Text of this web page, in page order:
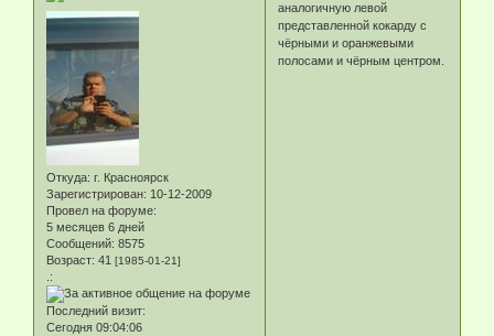
Откуда: г. Красноярск
Зарегистрирован: 10-12-2009
Провел на форуме:
5 месяцев 6 дней
Сообщений: 8575
Возраст: 41 [1985-01-21]
.:
Последний визит:
Сегодня 09:04:06
аналогичную левой
представленной кокарду с
чёрными и оранжевыми
полосами и чёрным центром.